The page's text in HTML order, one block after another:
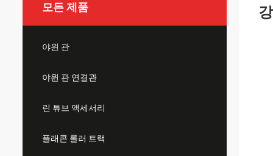
모든 제품
야윈 관
야윈 관 연결관
린 튜브 액세서리
플래콘 롤러 트랙